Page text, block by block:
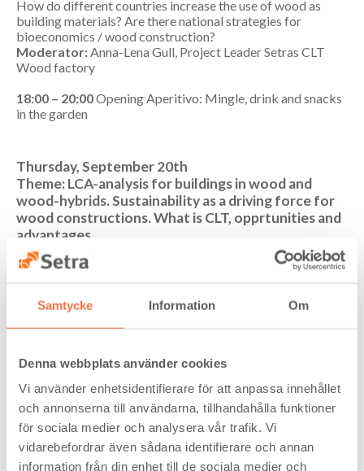
Samtycke Information Om
Denna webbplats använder cookies
Vi använder enhetsidentifierare för att anpassa innehållet
och annonserna till användarna, tillhandahålla funktioner
för sociala medier och analysera vår trafik. Vi
vidarebefordrar även sådana identifierare och annan
information från din enhet till de sociala medier och
How do different countries increase the use of wood as
building materials? Are there national strategies for
bioeconomics / wood construction?
Moderator:Anna-Lena Gull, Project Leader Setras CLT
Wood factory
18:00 – 20:00Opening Aperitivo: Mingle, drink and snacks
in the garden
Thursday, September 20th
Theme: LCA-analysis for buildings in wood and
wood-hybrids. Sustainability as a driving force for
wood constructions. What is CLT, opprtunities and
advantages.
Two conversations on stage; 16:00 - 18:00
16:00 – 17:00
Kristian Haglund, Project Manager, ByggPartner
Sweden and Ricardo Ramirez, Researcher at the
LCA as iterative tool for designing sustainable buildings.
How can we use LCA to make conscious and good choices?
Examples and lessons learned from a real case in Sweden.
17:00 – 18:00
Andreas Falk, researcher at KTH, Royal Institute of
Technology, Building Materials
The concept of cross-laminated timber, CLT. What is CLT,